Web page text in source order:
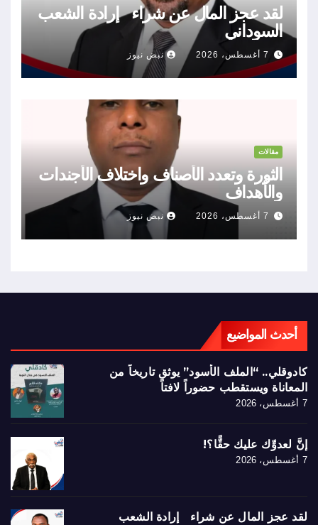
لقد عجز المال عن شراء إرادة الشعب
السوداني
7 أغسطس، 2026 نبض نيوز
مقالات
الثورة وتعدد الأصناف واختلاف الأجندات
والأهداف
7 أغسطس، 2026 نبض نيوز
أحدث المواضيع
كادوقلي.. “الملف الأسود” يوثق تاريخاً من
المعاناة ويستقطب حضوراً لافتاً
7 أغسطس، 2026
إنَّ لعدوِّك عليك حقًّا؟!
7 أغسطس، 2026
لقد عجز المال عن شراء إرادة الشعب